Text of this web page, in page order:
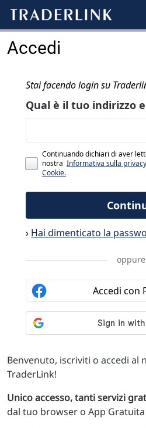
Accedi
Benvenuto, iscriviti o accedi al
TraderLink!
Unico accesso, tanti servizi
dal tuo browser o App